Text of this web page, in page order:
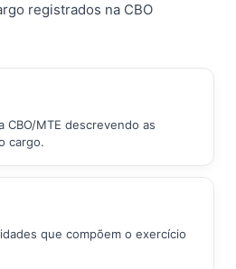
registrados na CBO
CBO/MTE descrevendo as
cargo.
que compõem o exercício